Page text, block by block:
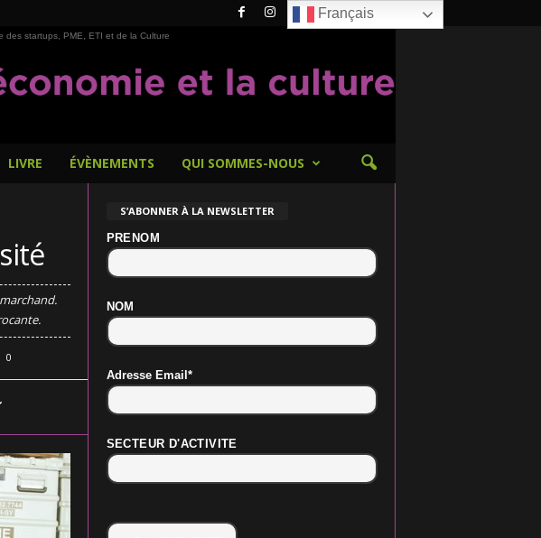
des startups, PME, ETI et de la Culture
LIVRE ÉVÈNEMENTS QUI SOMMES-NOUS
0
S’ABONNER À LA NEWSLETTER
PRENOM
NOM
Adresse Email*
SECTEUR D'ACTIVITE
Français